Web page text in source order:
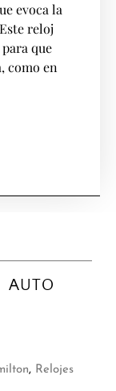
evoca la
reloj
que
como en
AUTO
, Relojes